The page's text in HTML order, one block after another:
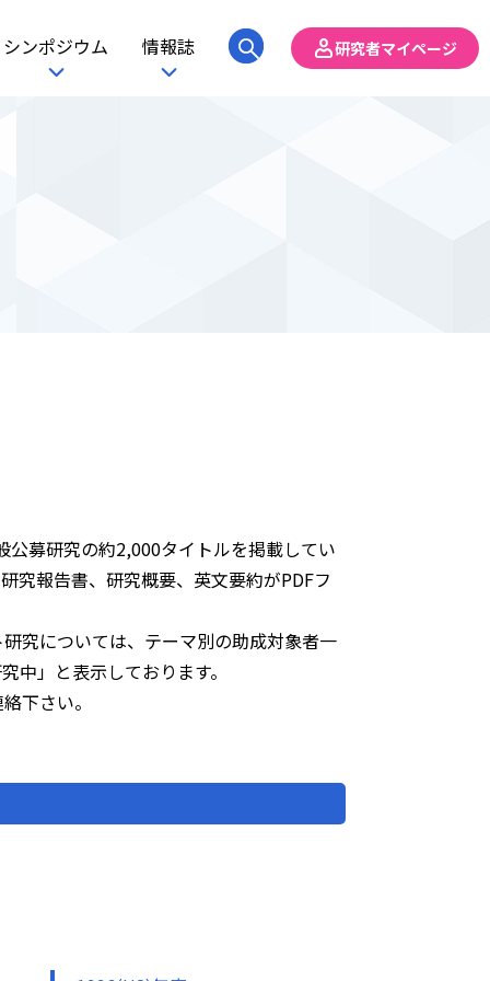
シンポジウム 情報誌 研究者マイページ
募研究の約2,000タイトルを掲載してい
究報告書、研究概要、英文要約がPDFフ
究については、テーマ別の助成対象者一
中」と表示しております。
下さい。